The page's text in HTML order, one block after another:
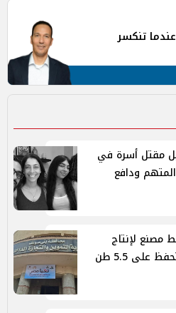
تنكسر
مقتل أسرة في
ودافع
لإنتاج
5.5 طن